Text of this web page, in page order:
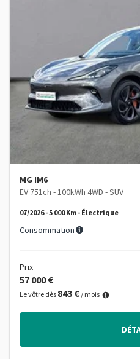
MG IM6
EV 751ch - 100kWh 4WD - SUV
07/2026 - 5 000 Km - Électrique
Consommation
Prix
57 000 €
Le vôtre dès 843 € / mois